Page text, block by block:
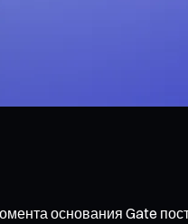
основания Gate